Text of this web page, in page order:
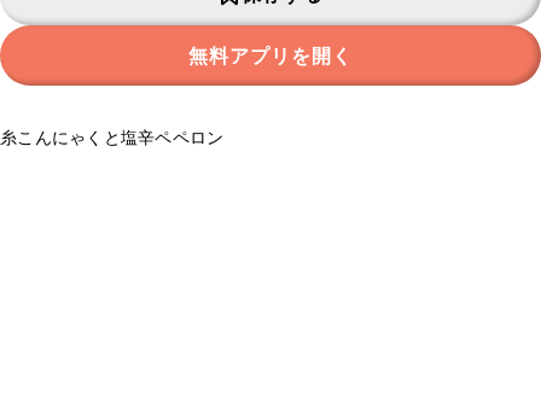
無料アプリを開く
糸こんにゃくと塩辛ペペロン